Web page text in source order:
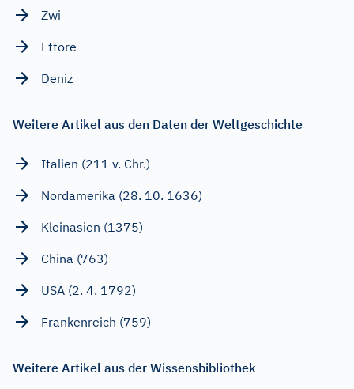
Zwi
Ettore
Deniz
Weitere Artikel aus den Daten der Weltgeschichte
Italien (211 v. Chr.)
Nordamerika (28. 10. 1636)
Kleinasien (1375)
China (763)
USA (2. 4. 1792)
Frankenreich (759)
Weitere Artikel aus der Wissensbibliothek